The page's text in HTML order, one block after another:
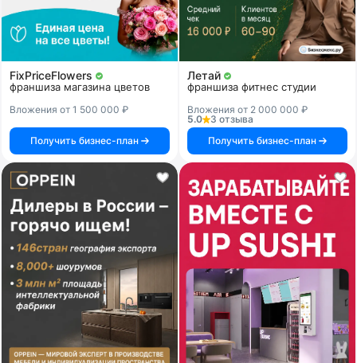
FixPriceFlowers
франшиза магазина цветов
Вложения от 1 500 000 ₽
Получить бизнес-план
Летай
франшиза фитнес студии
Вложения от 2 000 000 ₽
5.0
3 отзыва
Получить бизнес-план